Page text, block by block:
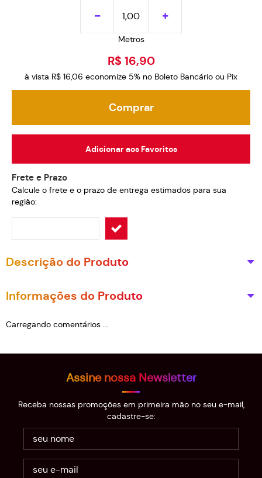
Metros
R$ 16,90
à vista R$ 16,06 economize 5% no Boleto Bancário ou Pix
Comprar
Adicionar aos Favoritos
Frete e Prazo
Calcule o frete e o prazo de entrega estimados para sua
região:
Descrição do Produto
Informações do Produto
Carregando comentários ...
Assine nossa Newsletter
Receba nossas promoções em primeira mão no seu e-mail,
cadastre-se: